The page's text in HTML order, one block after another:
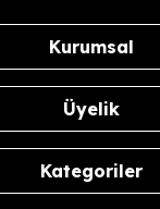
Kurumsal
Üyelik
Kategoriler